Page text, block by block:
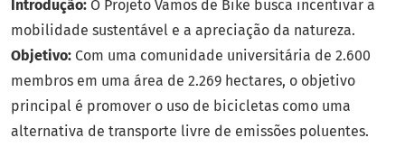
Introdução: O Projeto Vamos de Bike busca incentivar a
mobilidade sustentável e a apreciação da natureza.
Objetivo: Com uma comunidade universitária de 2.600
membros em uma área de 2.269 hectares, o objetivo
principal é promover o uso de bicicletas como uma
alternativa de transporte livre de emissões poluentes.